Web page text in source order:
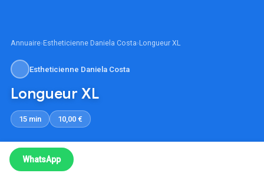
Annuaire›Estheticienne Daniela Costa›Longueur XL
Estheticienne Daniela Costa
Longueur XL
15 min 10,00 €
WhatsApp